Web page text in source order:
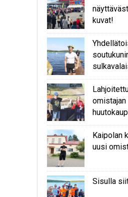
kuvat!
omistajan
Kaipolan
uusi
Sisulla